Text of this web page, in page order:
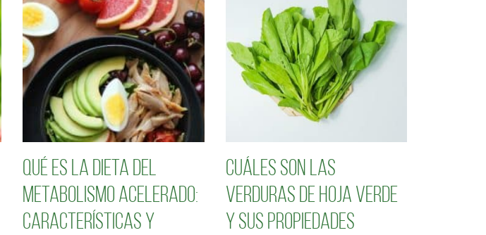
Qué es la dieta del
metabolismo acelerado:
características y
Cuáles son las
verduras de hoja verde
y sus propiedades